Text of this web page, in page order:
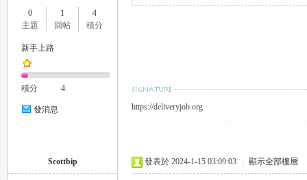
0
主題
1
回帖
4
積分
新手上路
積分 4
發消息 https://deliveryjob.org
Scottbip 發表於 2024-1-15 03:09:03 顯示全部樓層